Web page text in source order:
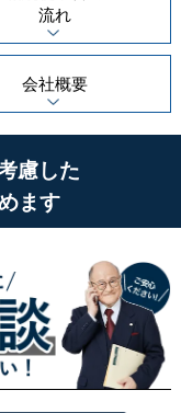
流れ
会社概要
慮した
ます